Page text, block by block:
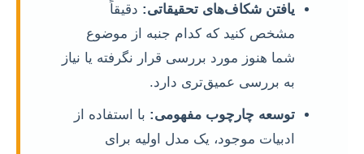
یافتن شکاف‌های تحقیقاتی: دقیقاً
مشخص کنید که کدام جنبه از موضوع
شما هنوز مورد بررسی قرار نگرفته یا نیاز
به بررسی عمیق‌تری دارد.
توسعه چارچوب مفهومی: با استفاده از
ادبیات موجود، یک مدل اولیه برای